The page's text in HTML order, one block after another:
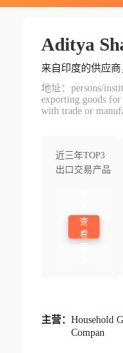
Aditya
来自印度的供应
地址：persons/
exporting goods for
with trade or
近三年TOP3
出口交易产品
查
看
主营： Household
Compan